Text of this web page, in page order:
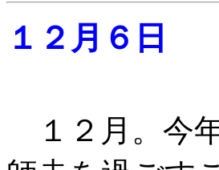
１２月６日
１２月。今